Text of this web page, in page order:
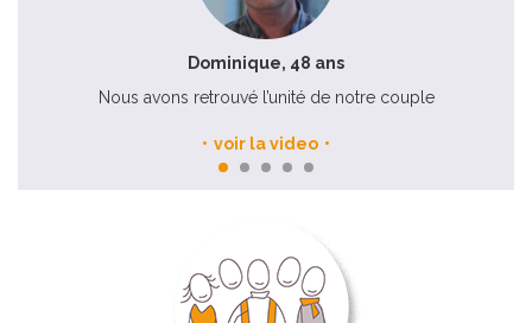
Dominique, 48 ans
Nous avons retrouvé l’unité de notre couple
voir la video